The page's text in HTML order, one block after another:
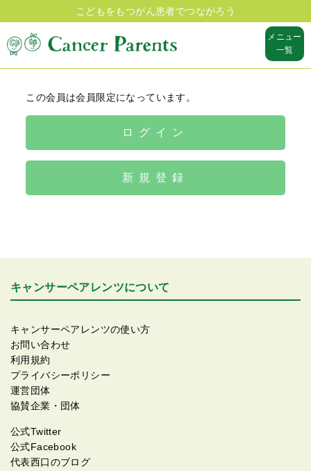
こどもをもつがん患者でつながろう
メニュー
一覧
この会員は会員限定になっています。
ログイン
新規登録
キャンサーペアレンツについて
キャンサーペアレンツの使い方
お問い合わせ
利用規約
プライバシーポリシー
運営団体
協賛企業・団体
公式Twitter
公式Facebook
代表西口のブログ